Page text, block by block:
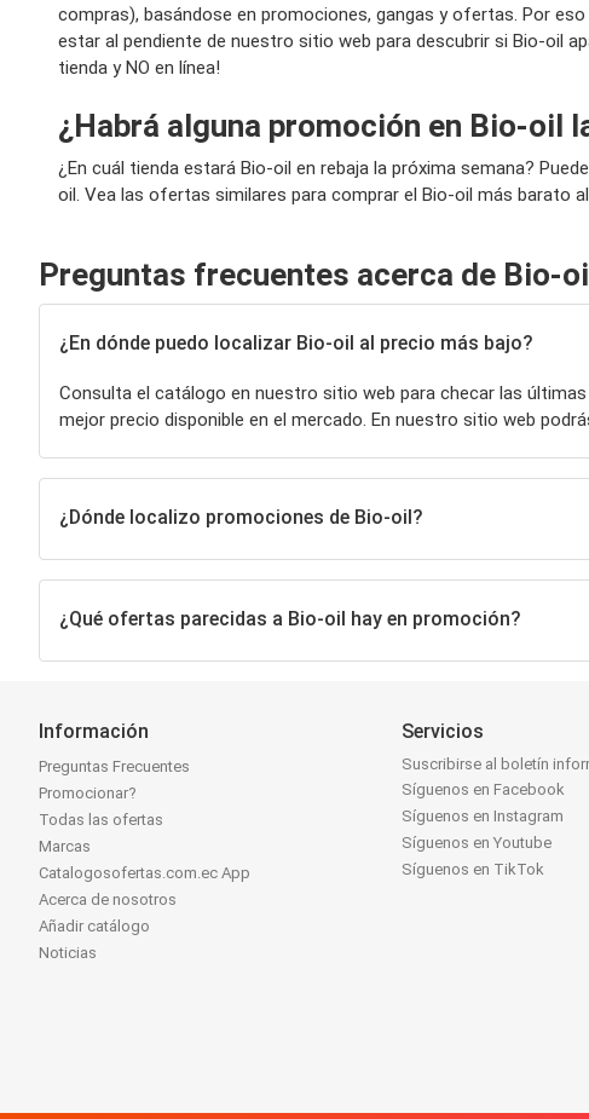
compras), basándose en promociones, gangas y ofertas. Por
estar al pendiente de nuestro sitio web para descubrir si Bio-oil
tienda y NO en línea!
¿Habrá alguna promoción en Bio-oil
¿En cuál tienda estará Bio-oil en rebaja la próxima semana?
oil. Vea las ofertas similares para comprar el Bio-oil más barato
Preguntas frecuentes acerca de Bio-
¿En dónde puedo localizar Bio-oil al precio más bajo?
Consulta el catálogo en nuestro sitio web para checar las
mejor precio disponible en el mercado. En nuestro sitio web
¿Dónde localizo promociones de Bio-oil?
¿Qué ofertas parecidas a Bio-oil hay en promoción?
Información
Preguntas Frecuentes
Promocionar?
Todas las ofertas
Marcas
Catalogosofertas.com.ec App
Acerca de nosotros
Añadir catálogo
Noticias
Servicios
Suscribirse al boletín
Síguenos en Facebook
Síguenos en Instagram
Síguenos en Youtube
Síguenos en TikTok